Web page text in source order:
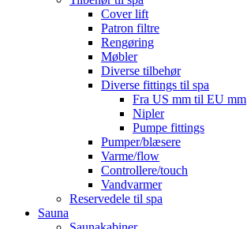
Cover lift
Patron filtre
Rengøring
Møbler
Diverse tilbehør
Diverse fittings til spa
Fra US mm til EU mm
Nipler
Pumpe fittings
Pumper/blæsere
Varme/flow
Controllere/touch
Vandvarmer
Reservedele til spa
Sauna